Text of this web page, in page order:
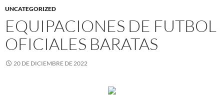
UNCATEGORIZED
EQUIPACIONES DE FUTBOL
OFICIALES BARATAS
20 DE DICIEMBRE DE 2022